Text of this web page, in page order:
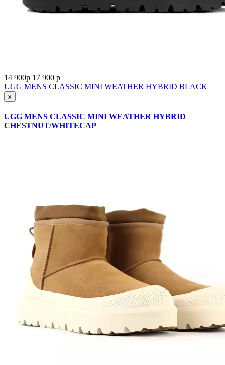
14 900p 17 900 p
UGG MENS CLASSIC MINI WEATHER HYBRID BLACK
x
UGG MENS CLASSIC MINI WEATHER HYBRID
CHESTNUT/WHITECAP